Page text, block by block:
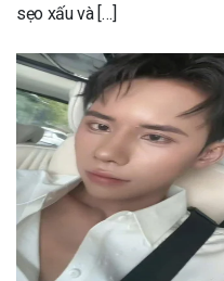
sẹo xấu và […]